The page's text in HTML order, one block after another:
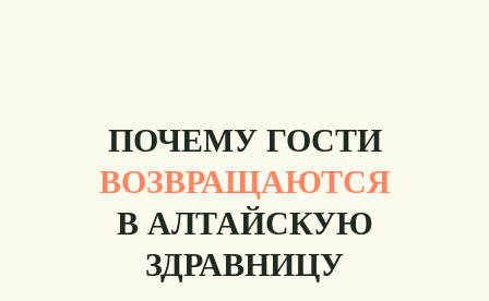
ПОЧЕМУ ГОСТИ
ВОЗВРАЩАЮТСЯ
В АЛТАЙСКУЮ
ЗДРАВНИЦУ